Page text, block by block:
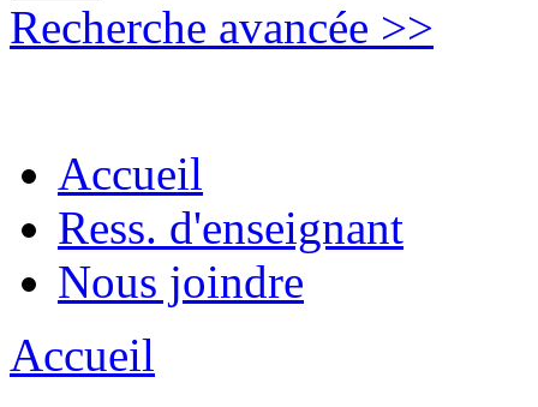
Recherche avancée >>
Accueil
Ress. d'enseignant
Nous joindre
Accueil